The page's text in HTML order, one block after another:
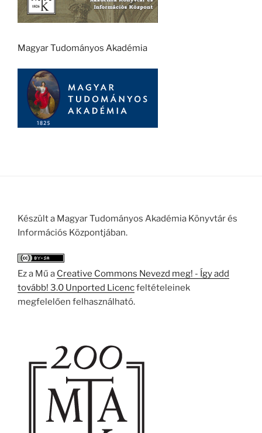
Magyar Tudományos Akadémia
Készült a Magyar Tudományos Akadémia Könyvtár és
Információs Központjában.
Ez a Mű a Creative Commons Nevezd meg! - Így add
tovább! 3.0 Unported Licencfeltételeinek
megfelelően felhasználható.